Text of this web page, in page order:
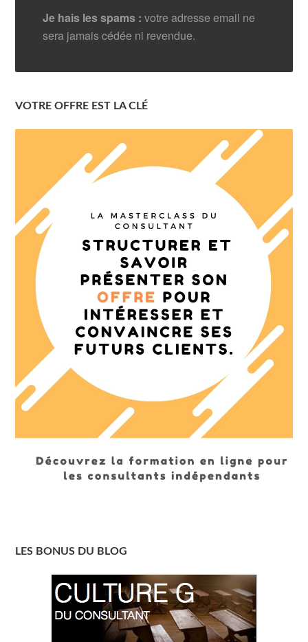
Je hais les spams : votre adresse email ne
sera jamais cédée ni revendue.
VOTRE OFFRE EST LA CLÉ
LES BONUS DU BLOG